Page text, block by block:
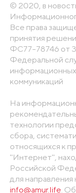
© 2020, в
Все права
принятия
ФС77-78746 от
Федеральной
коммуникаций
На
технологии
сбора,
относящихся к
"Интернет",
Российской
для
info@amur.life.